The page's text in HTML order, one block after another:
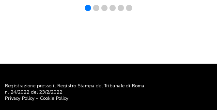
Registrazione presso il Registro Stampa del Tribunale di Roma
n. 24/2022 del 23/2/2022
Privacy Policy – Cookie Policy